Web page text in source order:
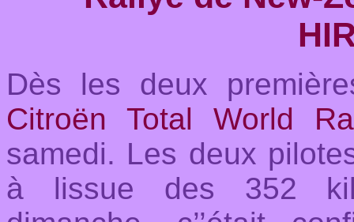
Dès les deux
Citroën Total World
samedi. Les deux
à lissue des 352